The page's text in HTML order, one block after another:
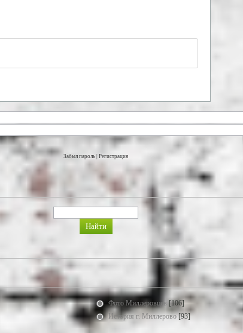
Забыл пароль Регистрация
Фото Миллеровцев [106]
История г. Миллерово [93]